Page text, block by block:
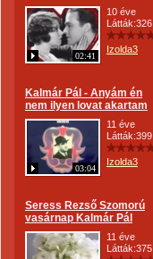
02:41
10 éve
Látták:326
Izolda3
Kalmár Pál - Anyám én
nem ilyen lovat akartam
03:04
11 éve
Látták:399
Izolda3
Seress Rezső Szomorú
vasárnap Kalmár Pál
11 éve
Látták:375